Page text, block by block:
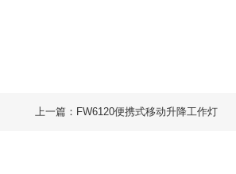
上一篇：FW6120便携式移动升降工作灯